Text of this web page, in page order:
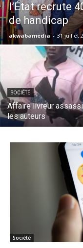
l’État recrute
de handicap
akwabamedia - 31 juillet
SOCIÉTÉ
Affaire livreur
les auteurs
Société